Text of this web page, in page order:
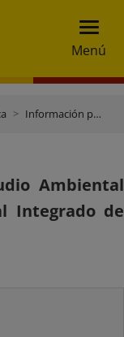
Menú
Información pública del Estudio Ambiental Estratégico del Plan Nacional Integrado de Energía y Clima 2023-2030
Ambiental
Integrado de